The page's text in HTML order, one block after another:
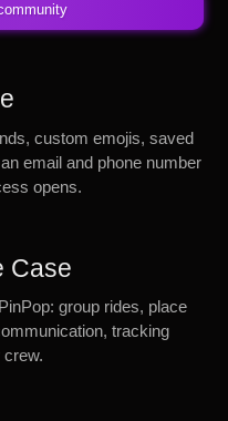
custom emojis, saved
email and phone number
opens.
Case
group rides, place
tracking